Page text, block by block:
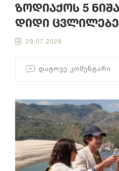
ზოდიაქოს 5
დიდი
29.07.2026
ᲓᲐᲢᲝᲕᲔ ᲙᲝᲛᲔᲜᲢᲐᲠᲘ